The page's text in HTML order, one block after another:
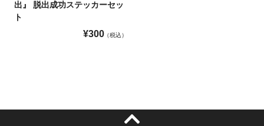
出』 脱出成功ステッカーセッ
ト
¥300 税込